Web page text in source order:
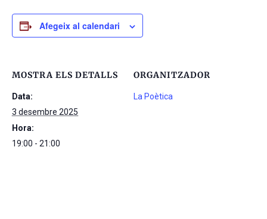
Afegeix al calendari
MOSTRA ELS DETALLS
Data:
3 desembre 2025
Hora:
19:00 - 21:00
ORGANITZADOR
La Poètica